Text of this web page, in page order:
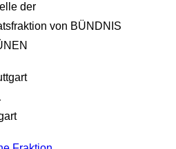
der
von BÜNDNIS